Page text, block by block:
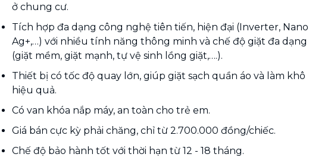
ở chung cư.
Tích hợp đa dạng công nghệ tiên tiến, hiện đại (Inverter, Nano
Ag+,…) với nhiều tính năng thông minh và chế độ giặt đa dạng
(giặt mềm, giặt mạnh, tự vệ sinh lồng giặt,….).
Thiết bị có tốc độ quay lớn, giúp giặt sạch quần áo và làm khô
hiệu quả.
Có van khóa nắp máy, an toàn cho trẻ em.
Giá bán cực kỳ phải chăng, chỉ từ 2.700.000 đồng/chiếc.
Chế độ bảo hành tốt với thời hạn từ 12 - 18 tháng.